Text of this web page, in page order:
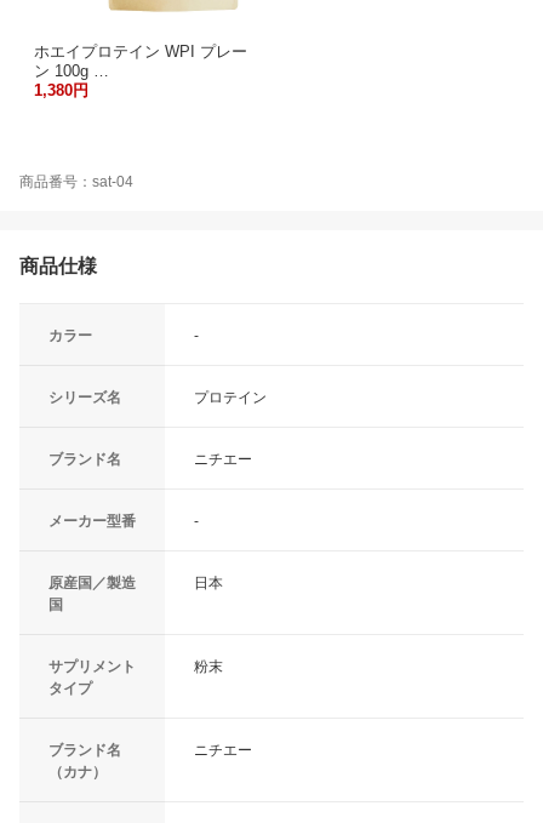
ホエイプロテイン WPI プレー
ン 100g …
1,380円
商品番号：sat-04
商品仕様
カラー -
シリーズ名 プロテイン
ブランド名 ニチエー
メーカー型番 -
原産国／製造
国
日本
サプリメント
タイプ
粉末
ブランド名
（カナ）
ニチエー